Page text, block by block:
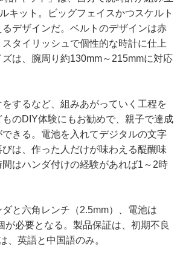
キット。ビッグフェイスかつスケルト
デザインだ。ベルトのデザインは赤
タイリッシュで個性的な時計に仕上
は、腕周り約130mm～215mmに対応
するなど、組みあがっていく工程を
のDIY体験にもお勧めで、親子で達成
きる。電池を入れてデジタルの文字
は、作った人だけが味わえる醍醐味
はハンダ付けの経験があれば1～2時
と六角レンチ（2.5mm）、電池は
が必要となる。製品保証は、初期不良
、英語と中国語のみ。